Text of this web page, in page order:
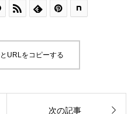
  
URLをコピーする
次の記事